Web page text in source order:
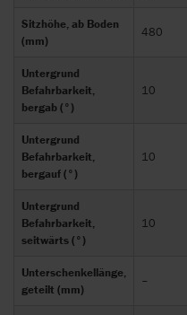
Sitzhöhe, ab Boden
(mm)
480
Untergrund
Befahrbarkeit,
bergab (°)
10
Untergrund
Befahrbarkeit,
bergauf (°)
10
Untergrund
Befahrbarkeit,
seitwärts (°)
10
Unterschenkellänge,
geteilt (mm)
–